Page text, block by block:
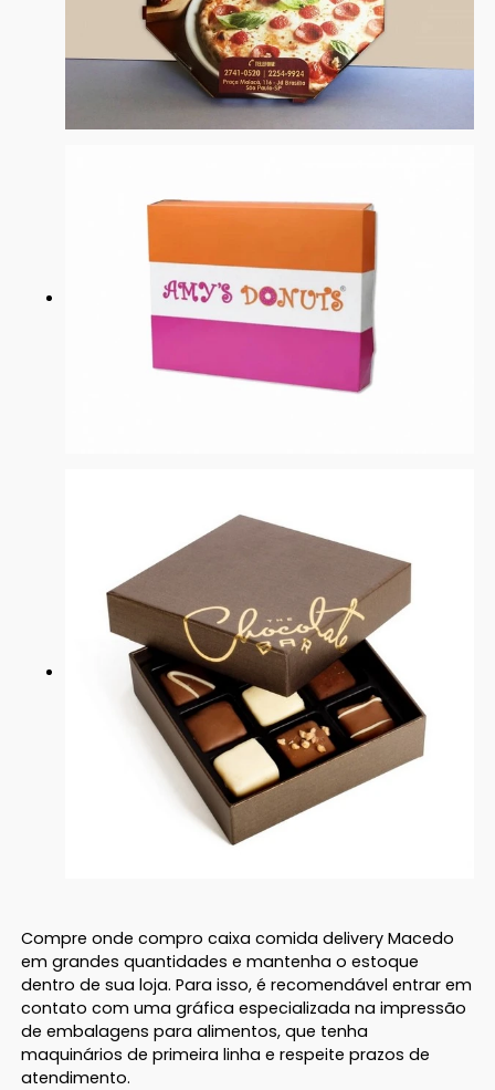
Compre onde compro caixa comida delivery Macedo
em grandes quantidades e mantenha o estoque
dentro de sua loja. Para isso, é recomendável entrar em
contato com uma gráfica especializada na impressão
de embalagens para alimentos, que tenha
maquinários de primeira linha e respeite prazos de
atendimento.